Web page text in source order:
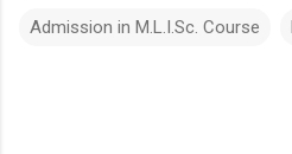
Admission in M.L.I.Sc. Course